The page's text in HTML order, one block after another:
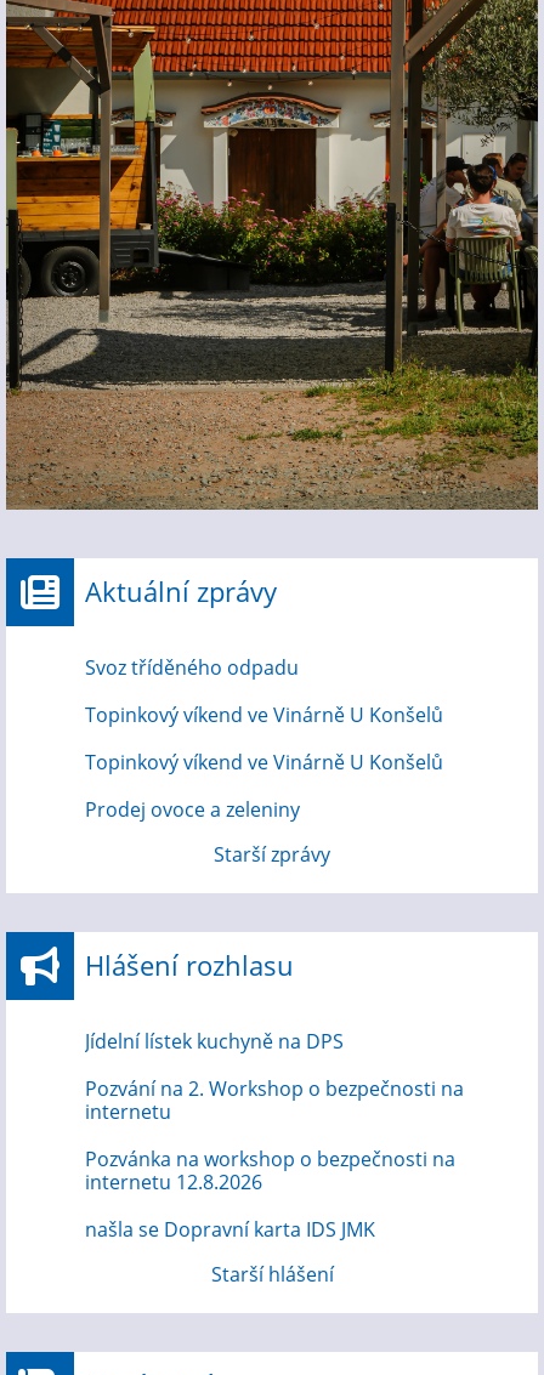
Aktuální zprávy
Svoz tříděného odpadu
Topinkový víkend ve Vinárně U Konšelů
Topinkový víkend ve Vinárně U Konšelů
Prodej ovoce a zeleniny
Starší zprávy
Hlášení rozhlasu
Jídelní lístek kuchyně na DPS
Pozvání na 2. Workshop o bezpečnosti na
internetu
Pozvánka na workshop o bezpečnosti na
internetu 12.8.2026
našla se Dopravní karta IDS JMK
Starší hlášení